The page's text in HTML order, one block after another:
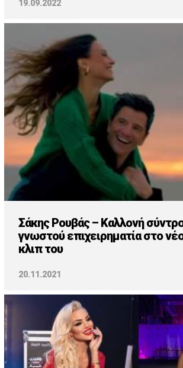
19.09.2022
Σάκης Ρουβάς – Καλλονή
γνωστού επιχειρηματία στο
κλιπ του
20.11.2021